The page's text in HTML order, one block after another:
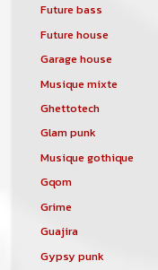
Future bass
Future house
Garage house
Musique mixte
Ghettotech
Glam punk
Musique gothique
Gqom
Grime
Guajira
Gypsy punk